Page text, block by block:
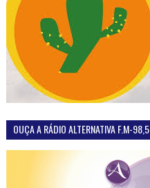
OUÇA A RÁDIO ALTERNATIVA F.M-98,5